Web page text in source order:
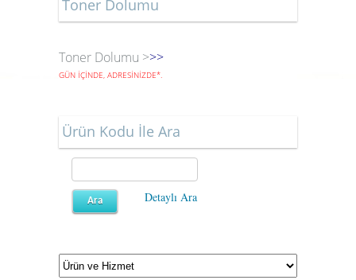
Toner Dolumu
Toner Dolumu >>>
GÜN İÇİNDE, ADRESİNİZDE*.
Ürün Kodu İle Ara
Detaylı Ara